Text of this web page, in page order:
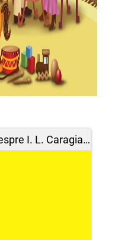
Să aflăm mai multe despre I. L. Caragiale !